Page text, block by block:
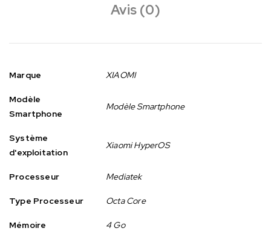
Avis (0)
Marque XIAOMI
Modèle
Smartphone
Modèle Smartphone
Système
d'exploitation
Xiaomi HyperOS
Processeur Mediatek
Type Processeur Octa Core
Mémoire 4 Go